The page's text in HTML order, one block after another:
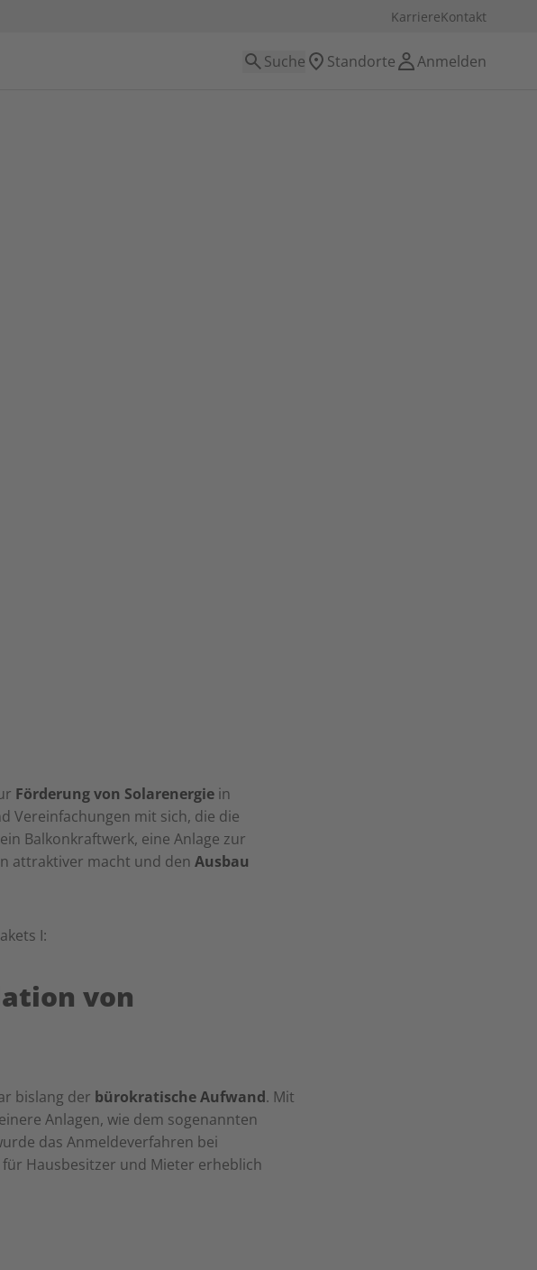
KarriereKontakt
Suche Standorte Anmelden
Förderung von Solarenergie in
Vereinfachungen mit sich, die die
Balkonkraftwerk, eine Anlage zur
attraktiver macht und den Ausbau
I:
von
bislang der bürokratische Aufwand. Mit
Anlagen, wie dem sogenannten
das Anmeldeverfahren bei
Hausbesitzer und Mieter erheblich